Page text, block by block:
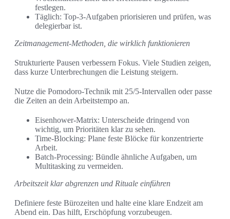
festlegen.
Täglich: Top‑3‑Aufgaben priorisieren und prüfen, was
delegierbar ist.
Zeitmanagement-Methoden, die wirklich funktionieren
Strukturierte Pausen verbessern Fokus. Viele Studien zeigen,
dass kurze Unterbrechungen die Leistung steigern.
Nutze die Pomodoro‑Technik mit 25/5‑Intervallen oder passe
die Zeiten an dein Arbeitstempo an.
Eisenhower‑Matrix: Unterscheide dringend von
wichtig, um Prioritäten klar zu sehen.
Time‑Blocking: Plane feste Blöcke für konzentrierte
Arbeit.
Batch‑Processing: Bündle ähnliche Aufgaben, um
Multitasking zu vermeiden.
Arbeitszeit klar abgrenzen und Rituale einführen
Definiere feste Bürozeiten und halte eine klare Endzeit am
Abend ein. Das hilft, Erschöpfung vorzubeugen.